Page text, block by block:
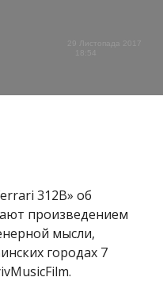
29 Листопада 2017
312B» об
произведением
мысли,
городах 7